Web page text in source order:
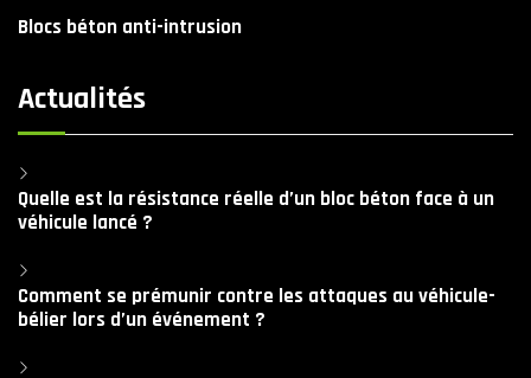
Blocs béton anti-intrusion
Actualités
Quelle est la résistance réelle d’un bloc béton face à un
véhicule lancé ?
Comment se prémunir contre les attaques au véhicule-
bélier lors d’un événement ?